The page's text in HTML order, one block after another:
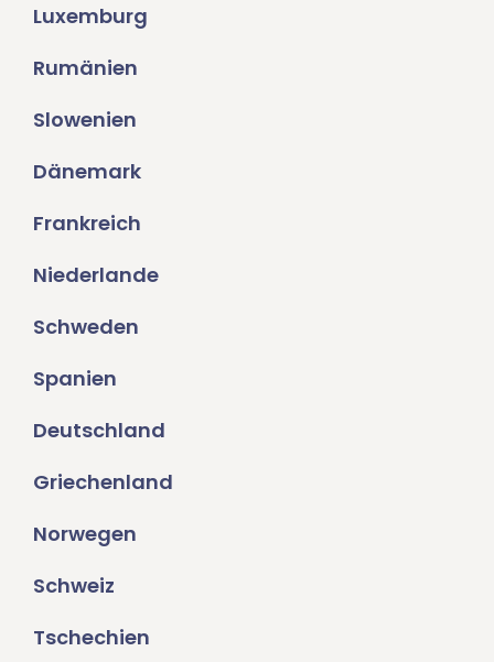
Luxemburg
Rumänien
Slowenien
Dänemark
Frankreich
Niederlande
Schweden
Spanien
Deutschland
Griechenland
Norwegen
Schweiz
Tschechien